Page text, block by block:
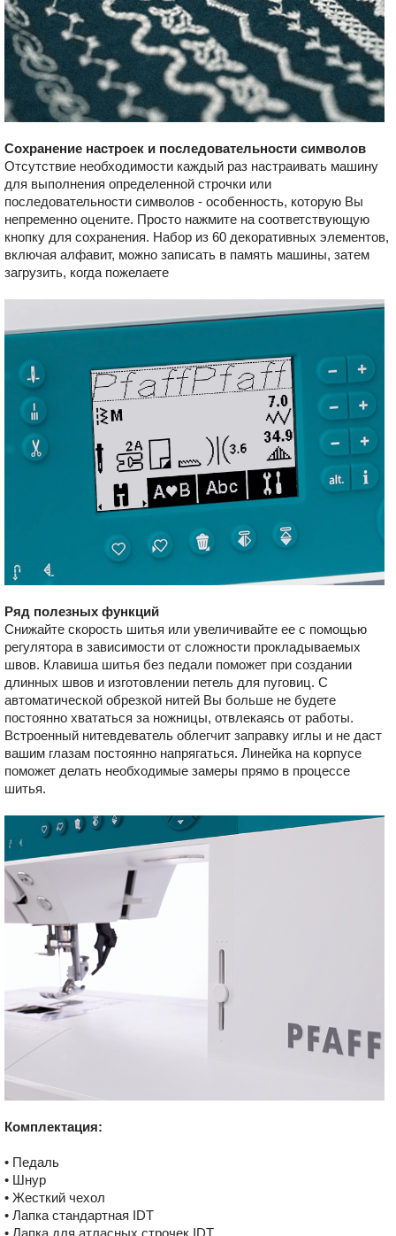
Сохранение настроек и последовательности символов
Отсутствие необходимости каждый раз настраивать машину
для выполнения определенной строчки или
последовательности символов - особенность, которую Вы
непременно оцените. Просто нажмите на соответствующую
кнопку для сохранения. Набор из 60 декоративных элементов,
включая алфавит, можно записать в память машины, затем
загрузить, когда пожелаете
Ряд полезных функций
Снижайте скорость шитья или увеличивайте ее с помощью
регулятора в зависимости от сложности прокладываемых
швов. Клавиша шитья без педали поможет при создании
длинных швов и изготовлении петель для пуговиц. С
автоматической обрезкой нитей Вы больше не будете
постоянно хвататься за ножницы, отвлекаясь от работы.
Встроенный нитевдеватель облегчит заправку иглы и не даст
вашим глазам постоянно напрягаться. Линейка на корпусе
поможет делать необходимые замеры прямо в процессе
шитья.
Комплектация:
• Педаль
• Шнур
• Жесткий чехол
• Лапка стандартная IDT